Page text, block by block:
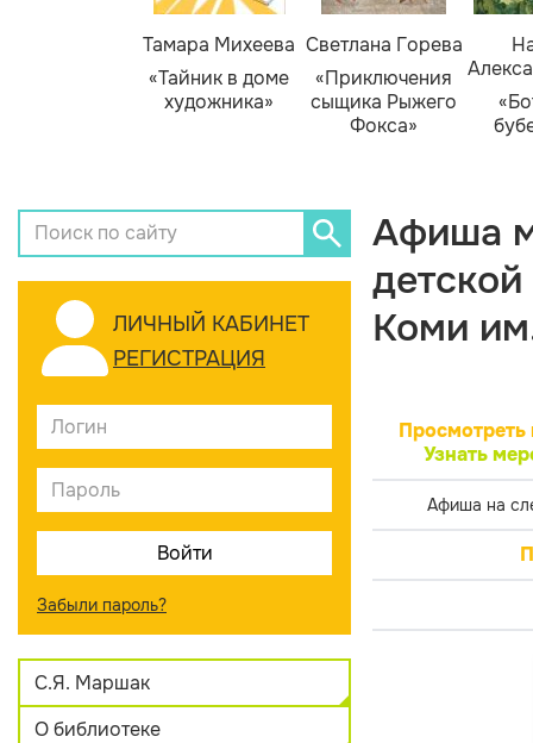
Тамара Михеева
«Тайник в доме
художника»
Светлана Горева
«Приключения
сыщика Рыжего
Фокса»
ЛИЧНЫЙ КАБИНЕТ
РЕГИСТРАЦИЯ
Забыли пароль?
С.Я. Маршак
О библиотеке
Афиша
Коми
Просмотреть
Узнать
Афиша на